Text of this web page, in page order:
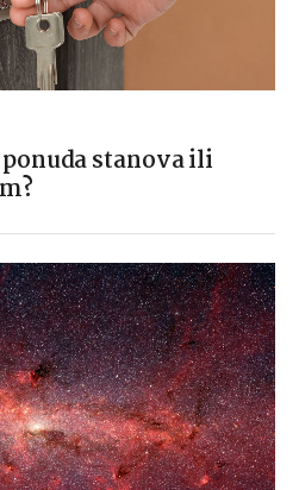
stanova ili